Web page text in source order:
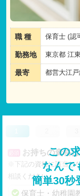
職 種 保育士 (認
勤務地 東京都 江
最寄 都営大江
この
なんで
簡単30秒
必須 お持ちの資格
※下記の資格に該当し
相談ください。
保育士・幼稚園